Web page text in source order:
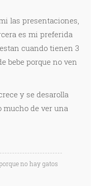
las presentaciones,
es mi preferida
cuando tienen 3
bebe porque no ven
y se desarolla
mucho de ver una
no hay gatos